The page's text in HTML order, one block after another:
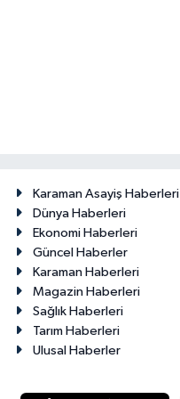
Karaman Asayiş Haberleri
Dünya Haberleri
Ekonomi Haberleri
Güncel Haberler
Karaman Haberleri
Magazin Haberleri
Sağlık Haberleri
Tarım Haberleri
Ulusal Haberler